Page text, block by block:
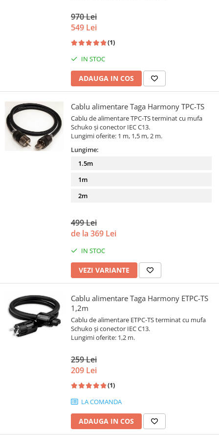
970 Lei
549 Lei
(1)
IN STOC
ADAUGA IN COS
Cablu alimentare Taga Harmony TPC-TS
Cablu de alimentare TPC-TS terminat cu mufa
Schuko și conector IEC C13.
Lungimi oferite: 1 m, 1,5 m, 2 m.
Lungime:
1.5m
1m
2m
499 Lei
de la 369 Lei
IN STOC
VEZI VARIANTE
Cablu alimentare Taga Harmony ETPC-TS
1,2m
Cablu de alimentare ETPC-TS terminat cu mufa
Schuko și conector IEC C13.
Lungimi oferite: 1,2 m.
259 Lei
209 Lei
(1)
LA COMANDA
ADAUGA IN COS